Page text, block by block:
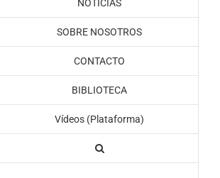
NOTICIAS
SOBRE NOSOTROS
CONTACTO
BIBLIOTECA
Vídeos (Plataforma)